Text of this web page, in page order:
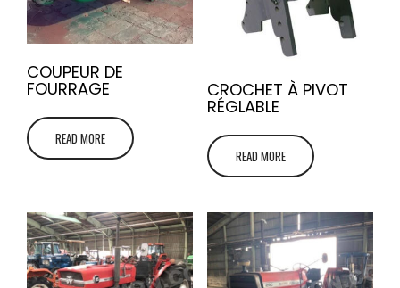
COUPEUR DE
FOURRAGE
READ MORE
CROCHET À PIVOT
RÉGLABLE
READ MORE